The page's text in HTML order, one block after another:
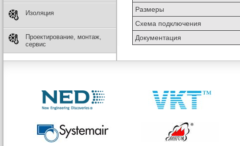
Изоляция
Проектирование, монтаж,
сервис
Размеры
Схема подключения
Документация